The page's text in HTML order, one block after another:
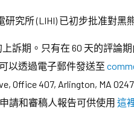
研究所 (LIHI) 已初步批准對黑
訴期。只有在 60 天的評論
以透過電子郵件發送至
Office 407, Arlington, MA
請和審稿人報告可供使用 這